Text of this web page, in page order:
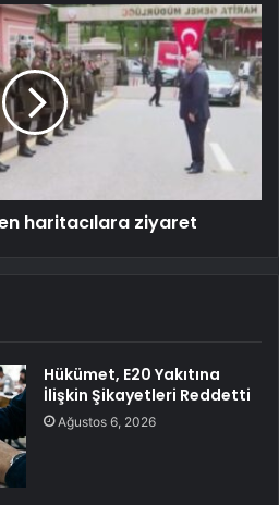
haritacılara ziyaret
Hükümet, E20 Yakıtına
İlişkin Şikayetleri Reddetti
Ağustos 6, 2026